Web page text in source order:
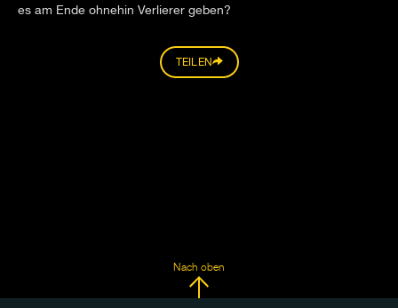
es am Ende ohnehin Verlierer geben?
TEILEN
Nach oben